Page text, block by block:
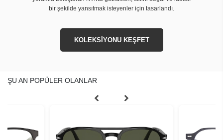
bir şekilde yansıtmak isteyenler için tasarlandı.
KOLEKSİYONU KEŞFET
ŞU AN POPÜLER OLANLAR